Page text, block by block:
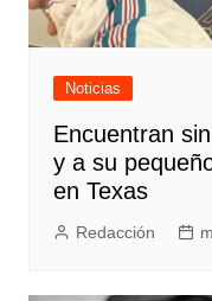
Noticias
Encuentran
y a su
en Texas
Redacción